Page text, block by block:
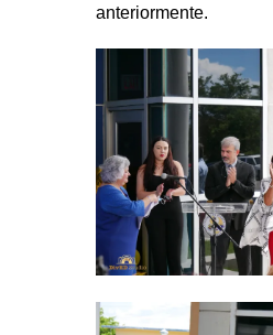
anteriormente.